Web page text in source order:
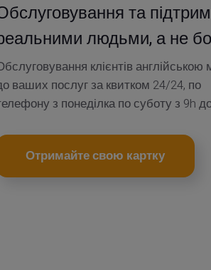
та
людьми, а не
клієнтів
ваших послуг за квитком 24/24, по
з понеділка по суботу з 9h
Отримайте свою картку